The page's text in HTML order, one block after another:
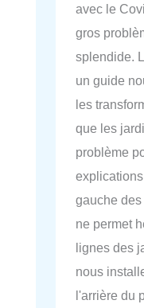
avec le
gros
splendide.
un guide
les
que les
problème
gauche
ne permet
lignes des
nous
l'arrière du